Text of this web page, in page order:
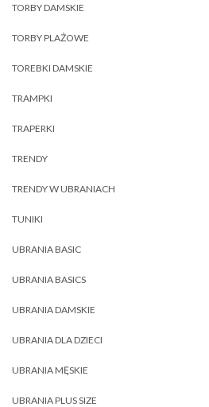
TORBY DAMSKIE
TORBY PLAŻOWE
TOREBKI DAMSKIE
TRAMPKI
TRAPERKI
TRENDY
TRENDY W UBRANIACH
TUNIKI
UBRANIA BASIC
UBRANIA BASICS
UBRANIA DAMSKIE
UBRANIA DLA DZIECI
UBRANIA MĘSKIE
UBRANIA PLUS SIZE